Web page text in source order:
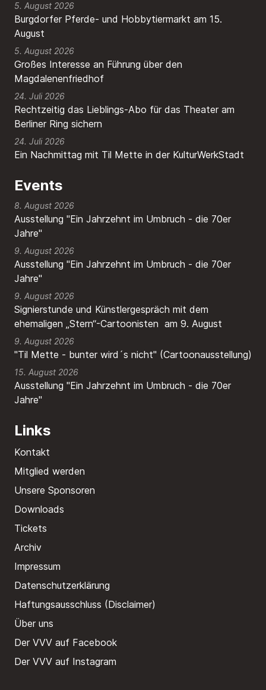
Burgdorfer Pferde- und Hobbytiermarkt am 15.
August
5. August 2026
Großes Interesse an Führung über den
Magdalenenfriedhof
5. August 2026
Rechtzeitig das Lieblings-Abo für das Theater am
Berliner Ring sichern
24. Juli 2026
Ein Nachmittag mit Til Mette in der KulturWerkStadt
24. Juli 2026
Events
8. August 2026
Ausstellung "Ein Jahrzehnt im Umbruch - die 70er
Jahre"
9. August 2026
Ausstellung "Ein Jahrzehnt im Umbruch - die 70er
Jahre"
9. August 2026
Signierstunde und Künstlergespräch mit dem
ehemaligen „Stern“-Cartoonisten am 9. August
9. August 2026
"Til Mette - bunter wird´s nicht" (Cartoonausstellung)
15. August 2026
Ausstellung "Ein Jahrzehnt im Umbruch - die 70er
Jahre"
Links
Kontakt
Mitglied werden
Unsere Sponsoren
Downloads
Tickets
Archiv
Impressum
Datenschutzerklärung
Haftungsausschluss (Disclaimer)
Über uns
Der VVV auf Facebook
Der VVV auf Instagram